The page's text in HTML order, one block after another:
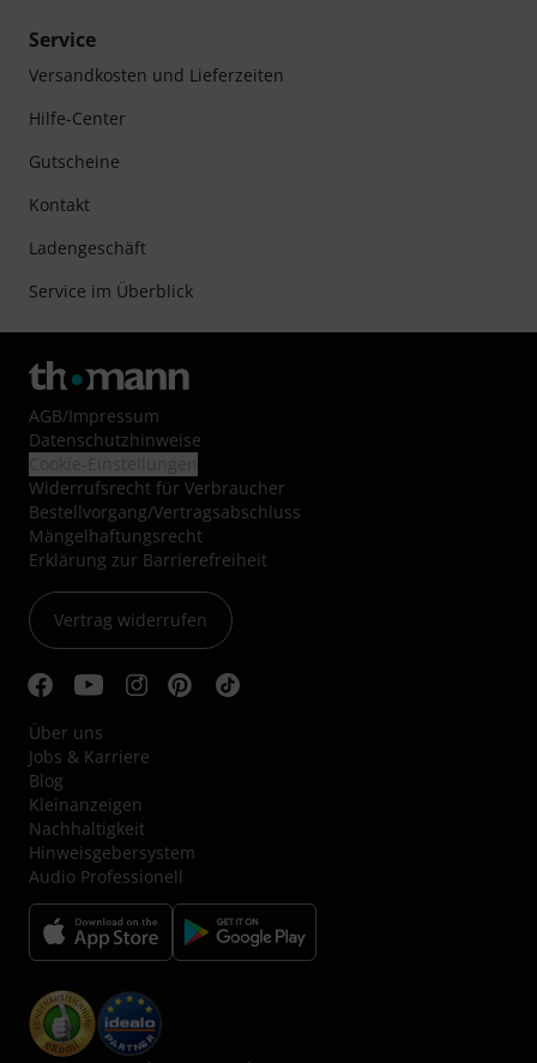
Service
Versandkosten und Lieferzeiten
Hilfe-Center
Gutscheine
Kontakt
Ladengeschäft
Service im Überblick
AGB/Impressum
Datenschutzhinweise
Widerrufsrecht für Verbraucher
Bestellvorgang/Vertragsabschluss
Mängelhaftungsrecht
Erklärung zur Barrierefreiheit
Vertrag widerrufen
Über uns
Jobs & Karriere
Blog
Kleinanzeigen
Nachhaltigkeit
Hinweisgebersystem
Audio Professionell